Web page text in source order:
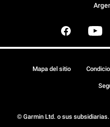
© Garmin Ltd. o sus
Mapa del sitio